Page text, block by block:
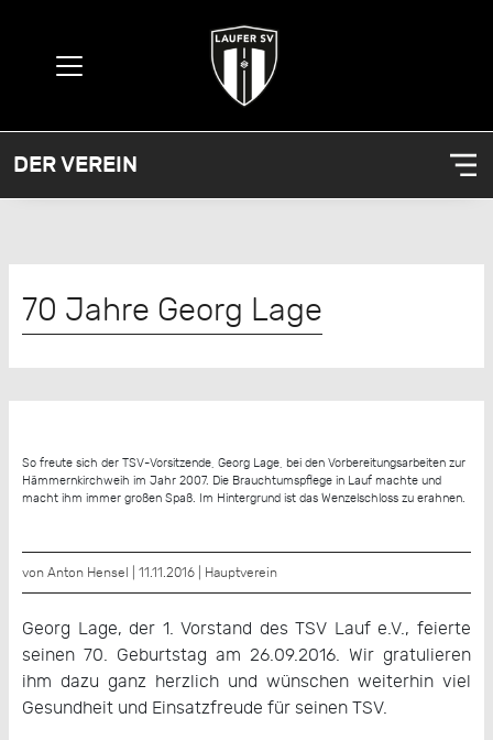
DER VEREIN
70 Jahre Georg Lage
So freute sich der TSV-Vorsitzende, Georg Lage, bei den Vorbereitungsarbeiten zur
Hämmernkirchweih im Jahr 2007. Die Brauchtumspflege in Lauf machte und
macht ihm immer großen Spaß. Im Hintergrund ist das Wenzelschloss zu erahnen.
von Anton Hensel | 11.11.2016 | Hauptverein
Georg Lage, der 1. Vorstand des TSV Lauf e.V., feierte
seinen 70. Geburtstag am 26.09.2016. Wir gratulieren
ihm dazu ganz herzlich und wünschen weiterhin viel
Gesundheit und Einsatzfreude für seinen TSV.